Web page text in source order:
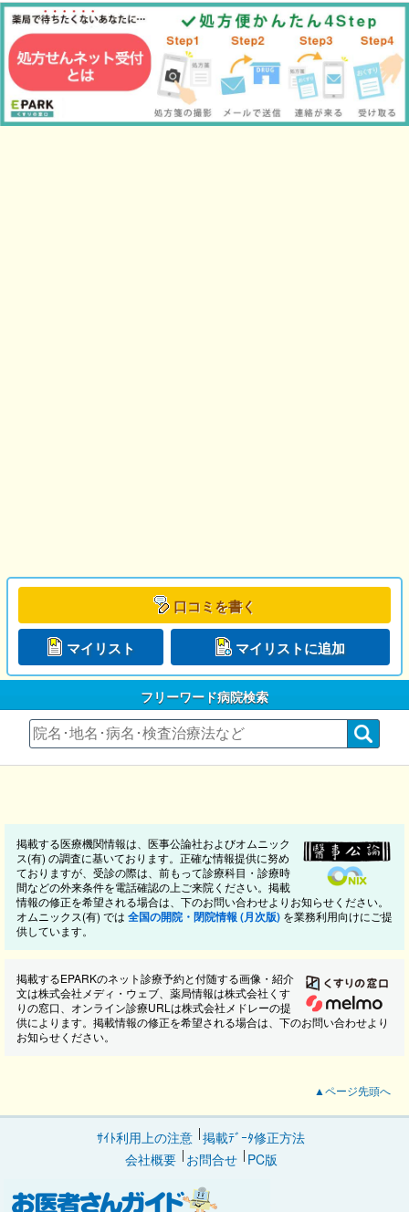
口コミを書く
マイリスト マイリストに追加
フリーワード病院検索
掲載する医療機関情報は、医事公論社およびオムニック
ス(有) の調査に基いております。正確な情報提供に努め
ておりますが、受診の際は、前もって診療科目・診療時
間などの外来条件を電話確認の上ご来院ください。掲載
情報の修正を希望される場合は、下のお問い合わせよりお知らせください。
オムニックス(有) では 全国の開院・閉院情報 (月次版) を業務利用向けにご提
供しています。
掲載するEPARKのネット診療予約と付随する画像・紹介
文は株式会社メディ・ウェブ、薬局情報は株式会社くす
りの窓口、オンライン診療URLは株式会社メドレーの提
供によります。掲載情報の修正を希望される場合は、下のお問い合わせより
お知らせください。
▲ページ先頭へ
ｻｲﾄ利用上の注意 掲載ﾃﾞｰﾀ修正方法
会社概要
お問合せ PC版